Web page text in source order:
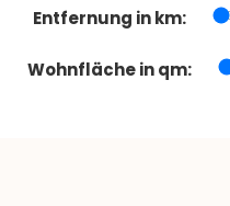
Entfernung in km:
Wohnfläche in qm: